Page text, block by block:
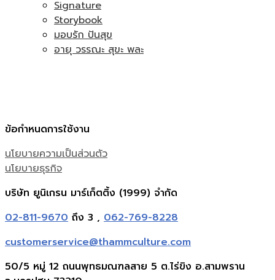
Signature
Storybook
มอบรัก ปันสุข
อายุ วรรณะ สุขะ พละ
ข้อกำหนดการใช้งาน
นโยบายความเป็นส่วนตัว
นโยบายธุรกิจ
บริษัท ยูนิเกรน มาร์เก็ตติ้ง (1999) จำกัด
02-811-9670 ถึง 3 , 062-769-8228
customerservice@thammculture.com
50/5 หมู่ 12 ถนนพุทธมณฑลสาย 5 ต.ไร่ขิง อ.สามพราน